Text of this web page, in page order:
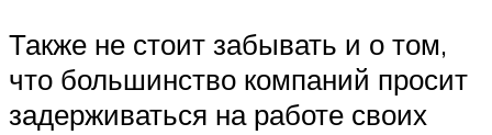
Также не стоит забывать и о том,
что большинство компаний просит
задерживаться на работе своих